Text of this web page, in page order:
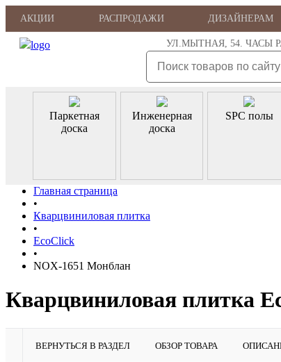
АКЦИИ РАСПРОДАЖИ ДИЗАЙНЕРАМ
УЛ.МЫТНАЯ, 54. ЧАСЫ
Паркетная
доска
Инженерная
доска
SPC полы
Главная страница
•
Кварцвиниловая плитка
•
EcoClick
•
NOX-1651 Монблан
Кварцвиниловая плитка
ВЕРНУТЬСЯ В РАЗДЕЛ ОБЗОР ТОВАРА